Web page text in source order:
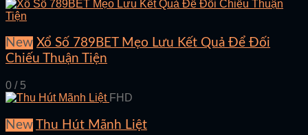
New Xổ Số 789BET Mẹo Lưu Kết Quả Để Đối
Chiếu Thuận Tiện
0 / 5
FHD
New Thu Hút Mãnh Liệt